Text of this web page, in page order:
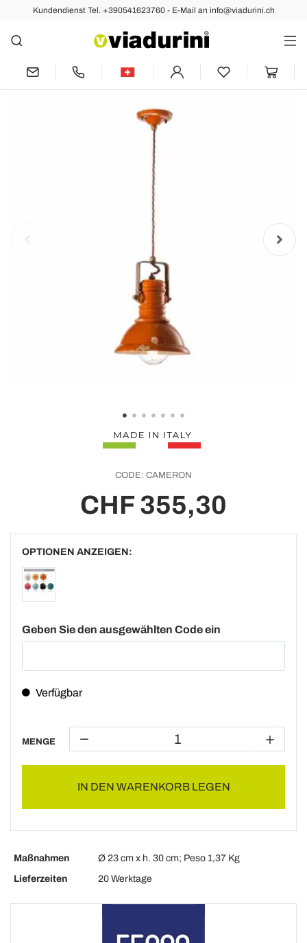
Kundendienst Tel. +390541623760 - E-Mail an info@viadurini.ch
Vorher Nächste
Vintage Hängelampe aus Keramik
Cameron Ferroluce im Retro Style
CODE: CAMERON
CHF 355,30
OPTIONEN ANZEIGEN:
Geben Sie den ausgewählten Code ein
Verfügbar
MENGE
IN DEN WARENKORB LEGEN
Maßnahmen
Ø 23 cm x h. 30 cm; Peso 1,37 Kg
Lieferzeiten
20 Werktage